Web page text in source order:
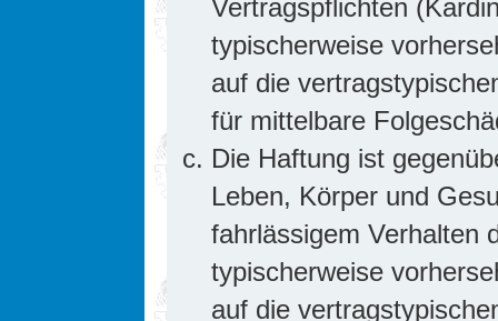
Vertragspflichten
typischerweise
auf die
für mittelbare
Die Haftung ist
Leben, Körper und
fahrlässigem Verhalten
typischerweise
auf die